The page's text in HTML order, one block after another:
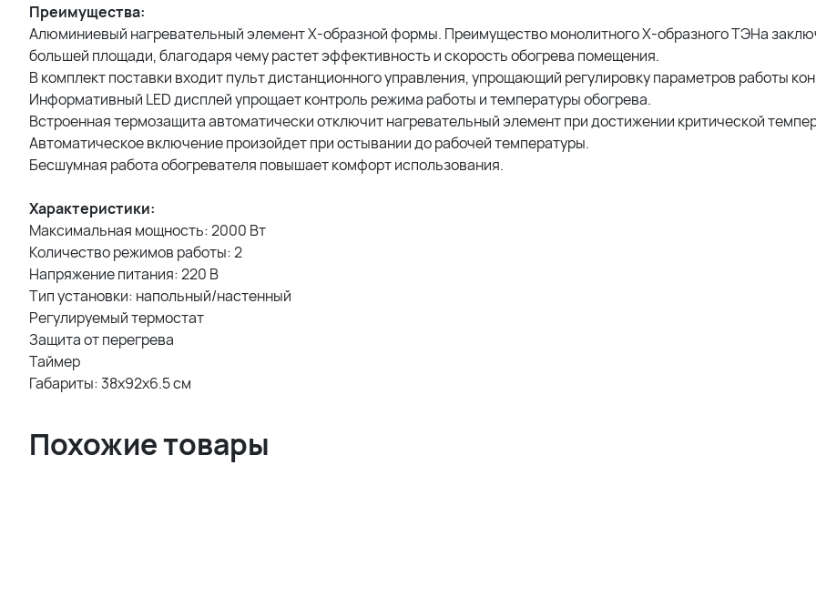
Преимущества:
Алюминиевый нагревательный элемент X-образной формы. Преимущество монолитного X-образного ТЭНа
большей площади, благодаря чему растет эффективность и скорость обогрева помещения.
В комплект поставки входит пульт дистанционного управления, упрощающий регулировку параметров работы
Информативный LED дисплей упрощает контроль режима работы и температуры обогрева.
Встроенная термозащита автоматически отключит нагревательный элемент при достижении критической
Автоматическое включение произойдет при остывании до рабочей температуры.
Бесшумная работа обогревателя повышает комфорт использования.
Характеристики:
Максимальная мощность: 2000 Вт
Количество режимов работы: 2
Напряжение питания: 220 В
Тип установки: напольный/настенный
Регулируемый термостат
Защита от перегрева
Таймер
Габариты: 38х92х6.5 см
Похожие товары